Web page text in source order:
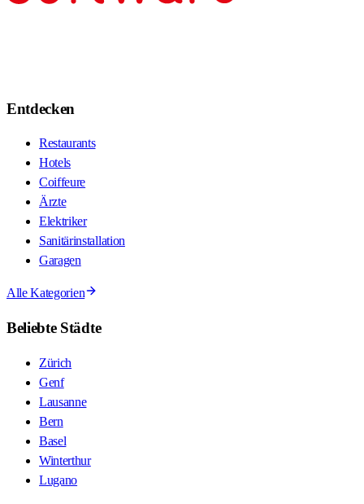
Entdecken
Restaurants
Hotels
Coiffeure
Ärzte
Elektriker
Sanitärinstallation
Garagen
Alle Kategorien
Beliebte Städte
Zürich
Genf
Lausanne
Bern
Basel
Winterthur
Lugano